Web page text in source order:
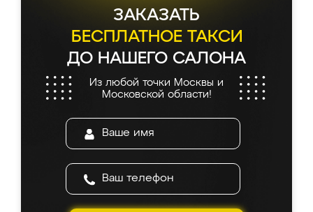
ЗАКАЗАТЬ
БЕСПЛАТНОЕ ТАКСИ
ДО НАШЕГО САЛОНА
Из любой точки Москвы и
Московской области!